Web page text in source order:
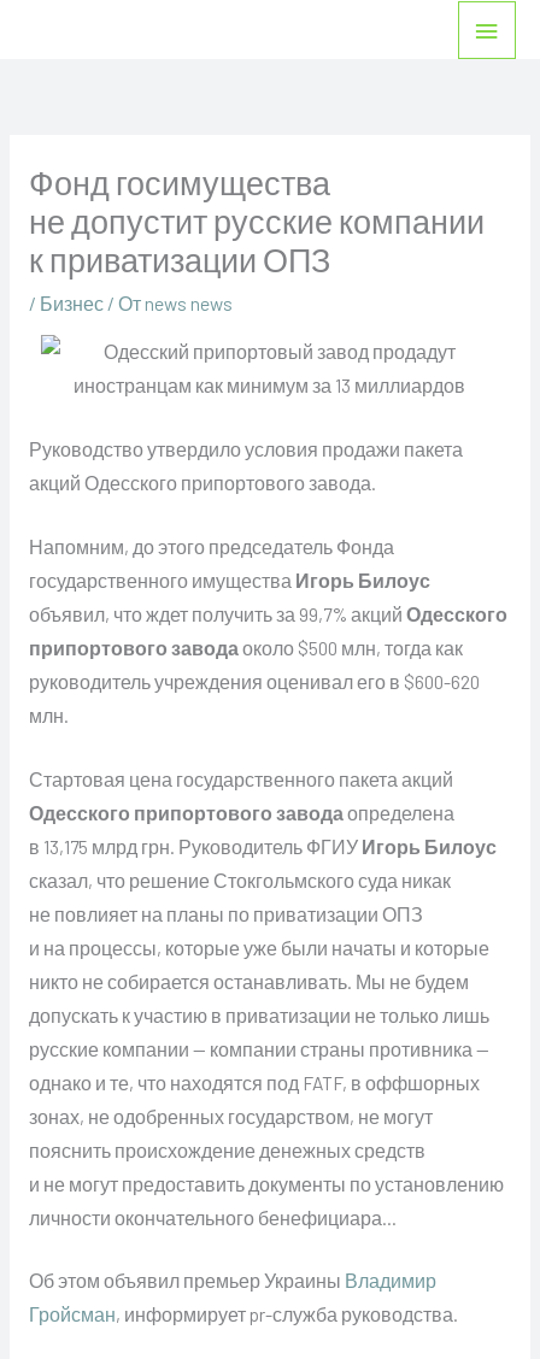
Фонд госимущества
не допустит русские компании
к приватизации ОПЗ
/ Бизнес/ От news news
Руководство утвердило условия продажи пакета
акций Одесского припортового завода.
Напомним, до этого председатель Фонда
государственного имущества Игорь Билоус
объявил, что ждет получить за 99,7% акций Одесского
припортового заводаоколо $500 млн, тогда как
руководитель учреждения оценивал его в $600-620
млн.
Стартовая цена государственного пакета акций
Одесского припортового завода определена
в 13,175 млрд грн. Руководитель ФГИУ Игорь Билоус
сказал, что решение Стокгольмского суда никак
не повлияет на планы по приватизации ОПЗ
и на процессы, которые уже были начаты и которые
никто не собирается останавливать. Мы не будем
допускать к участию в приватизации не только лишь
русские компании — компании страны противника —
однако и те, что находятся под FATF, в оффшорных
зонах, не одобренных государством, не могут
пояснить происхождение денежных средств
и не могут предоставить документы по установлению
личности окончательного бенефициара…
Об этом объявил премьер Украины Владимир
Гройсман, информирует pr-служба руководства.